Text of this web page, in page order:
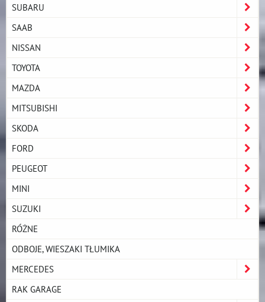
SUBARU
SAAB
NISSAN
TOYOTA
MAZDA
MITSUBISHI
SKODA
FORD
PEUGEOT
MINI
SUZUKI
RÓŻNE
ODBOJE, WIESZAKI TŁUMIKA
MERCEDES
RAK GARAGE